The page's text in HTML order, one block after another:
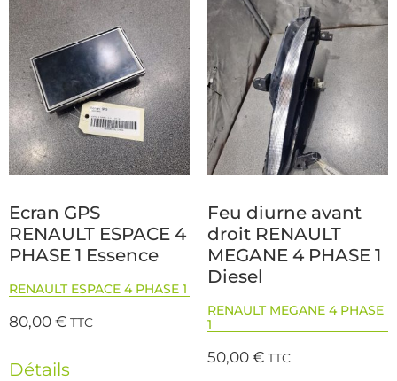
Ecran GPS
RENAULT ESPACE 4
PHASE 1 Essence
RENAULT ESPACE 4 PHASE 1
80,00€ TTC
Détails
Feu diurne avant
droit RENAULT
MEGANE 4 PHASE 1
Diesel
RENAULT MEGANE 4 PHASE
1
50,00€ TTC